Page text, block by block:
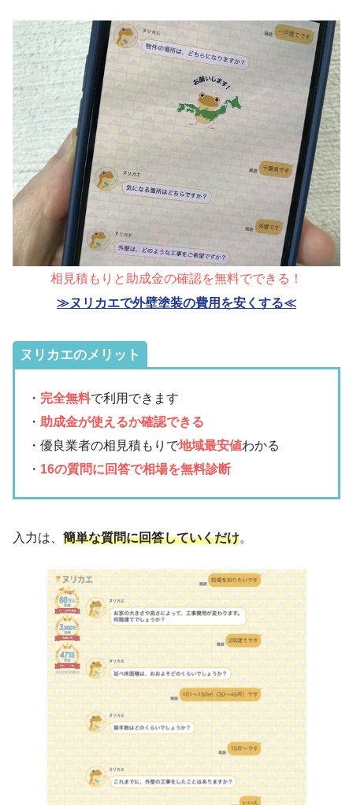
相見積もりと助成金の確認を無料でできる！
≫ヌリカエで外壁塗装の費用を安くする≪
ヌリカエのメリット
・ 完全無料で利用できます
・助成金が使えるか確認できる
・優良業者の相見積もりで地域最安値わかる
・ 16の質問に回答で相場を無料診断
入力は、 簡単な質問に回答していくだけ。